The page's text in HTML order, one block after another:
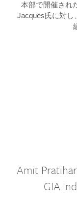
本部で開催され
Jacques氏に対し
Amit
GIA